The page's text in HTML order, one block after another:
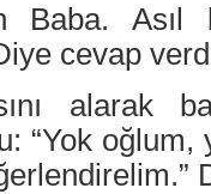
Baba.
cevap
alarak
“Yok oğlum,